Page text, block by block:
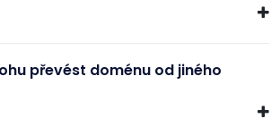
převést doménu od jiného